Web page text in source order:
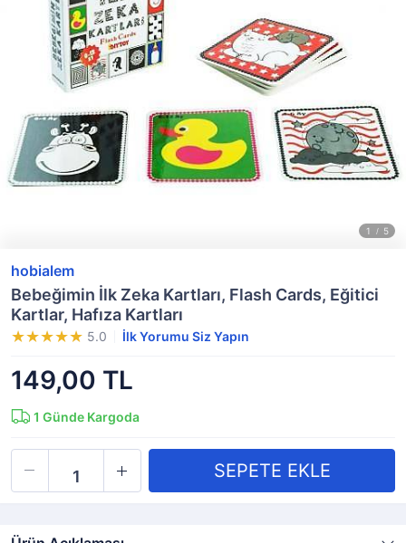
hobialem
Bebeğimin İlk Zeka Kartları, Flash Cards, Eğitici
Kartlar, Hafıza Kartları
5.0 İlk Yorumu Siz Yapın
149,00 TL
1 Günde Kargoda